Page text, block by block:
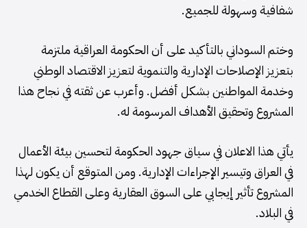
شفافية وسهولة للجميع.
وختم السوداني بالتأكيد على أن الحكومة العراقية ملتزمة
بتعزيز الإصلاحات الإدارية والتنموية لتعزيز الاقتصاد الوطني
وخدمة المواطنين بشكل أفضل. وأعرب عن ثقته في نجاح هذا
المشروع وتحقيق الأهداف المرسومة له.
يأتي هذا الاعلان في سياق جهود الحكومة لتحسين بيئة الأعمال
في العراق وتيسير الإجراءات الإدارية. ومن المتوقع أن يكون لهذا
المشروع تأثير إيجابي على السوق العقارية وعلى القطاع الخدمي
في البلاد.